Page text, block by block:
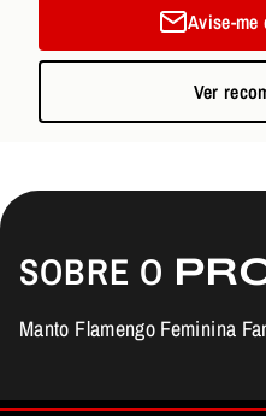
Avise-me
Ver
SOBRE O
Manto Flamengo Feminina